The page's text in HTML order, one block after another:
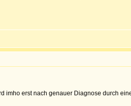
imho erst nach genauer Diagnose durch